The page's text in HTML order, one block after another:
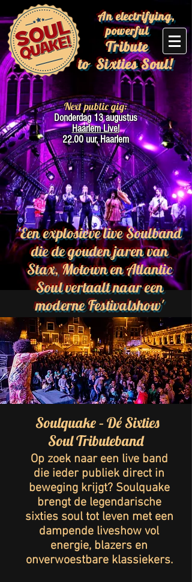
An electrifying,
powerful
Tribute
to Sixties Soul!
Next public gig:
Donderdag 13 augustus
Haarlem Live!
22.00 uur, Haarlem
'Een explosieve live Soulband
die de gouden jaren van
Stax, Motown en Atlantic
Soul vertaalt naar een
moderne Festivalshow'
Soulquake – Dé Sixties
Soul Tributeband
Op zoek naar een live band
die ieder publiek direct in
beweging krijgt? Soulquake
brengt de legendarische
sixties soul tot leven met een
dampende liveshow vol
energie, blazers en
onverwoestbare klassiekers.